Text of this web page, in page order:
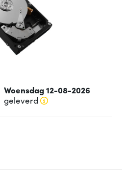
Woensdag 12-08-2026
geleverd